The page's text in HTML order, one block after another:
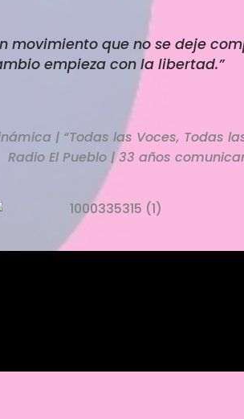
movimiento que no se deje
empieza con la libertad.”
| “Todas las Voces, Todas
Radio El Pueblo | 33 años